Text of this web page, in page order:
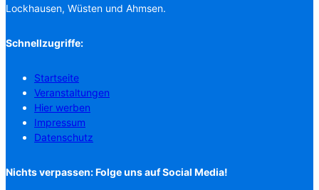
Lockhausen, Wüsten und Ahmsen.
Schnellzugriffe:
Startseite
Veranstaltungen
Hier werben
Impressum
Datenschutz
Nichts verpassen: Folge uns auf Social Media!